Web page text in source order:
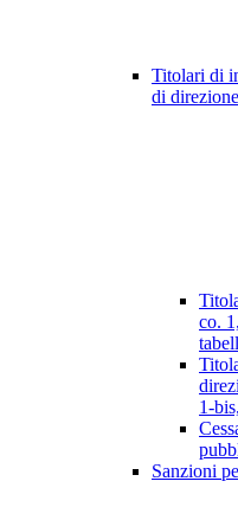
Titolari di
di
co.
1-
Sanzioni